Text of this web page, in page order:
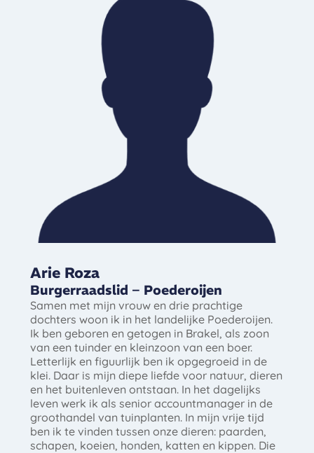
Arie Roza
Burgerraadslid – Poederoijen
Samen met mijn vrouw en drie prachtige
dochters woon ik in het landelijke Poederoijen.
Ik ben geboren en getogen in Brakel, als zoon
van een tuinder en kleinzoon van een boer.
Letterlijk en figuurlijk ben ik opgegroeid in de
klei. Daar is mijn diepe liefde voor natuur, dieren
en het buitenleven ontstaan. In het dagelijks
leven werk ik als senior accountmanager in de
groothandel van tuinplanten. In mijn vrije tijd
ben ik te vinden tussen onze dieren: paarden,
schapen, koeien, honden, katten en kippen. Die